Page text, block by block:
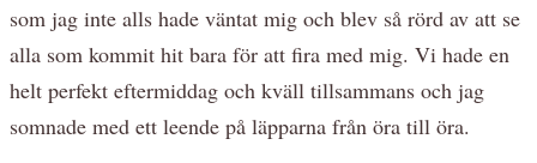
som jag inte alls hade väntat mig och blev så rörd av att se
alla som kommit hit bara för att fira med mig. Vi hade en
helt perfekt eftermiddag och kväll tillsammans och jag
somnade med ett leende på läpparna från öra till öra.